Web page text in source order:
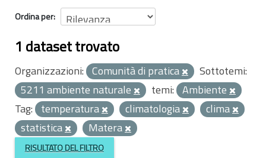
Ordina per
1 dataset trovato
Organizzazioni: Comunità di pratica
Sottotemi:
5211 ambiente naturale
temi: Ambiente
Tag: temperatura climatologia
clima
statistica
Matera
RISULTATO DEL FILTRO